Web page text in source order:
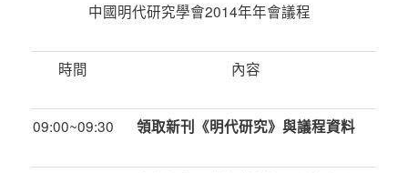
中國明代研究學會2014年年會議程
時間 內容
09:00~09:30 領取新刊《明代研究》與議程資料